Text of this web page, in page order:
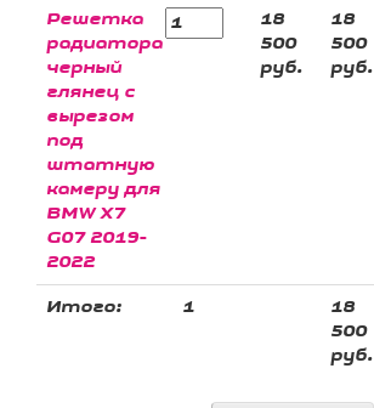
Решетка
радиатора
черный
глянец с
вырезом
под
штатную
камеру для
BMW X7
G07 2019-
2022
18
500
руб.
18
500
руб.
Итого: 1
18
500
руб.